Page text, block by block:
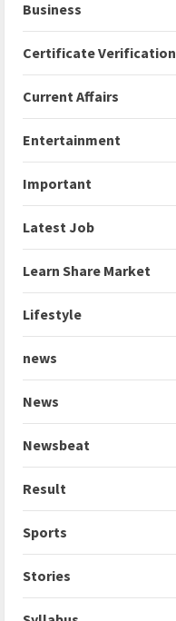
Business
Certificate Verification
Current Affairs
Entertainment
Important
Latest Job
Learn Share Market
Lifestyle
news
News
Newsbeat
Result
Sports
Stories